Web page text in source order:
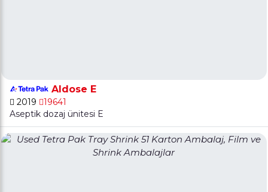
Aldose E
2019
19641
Aseptik dozaj ünitesi E